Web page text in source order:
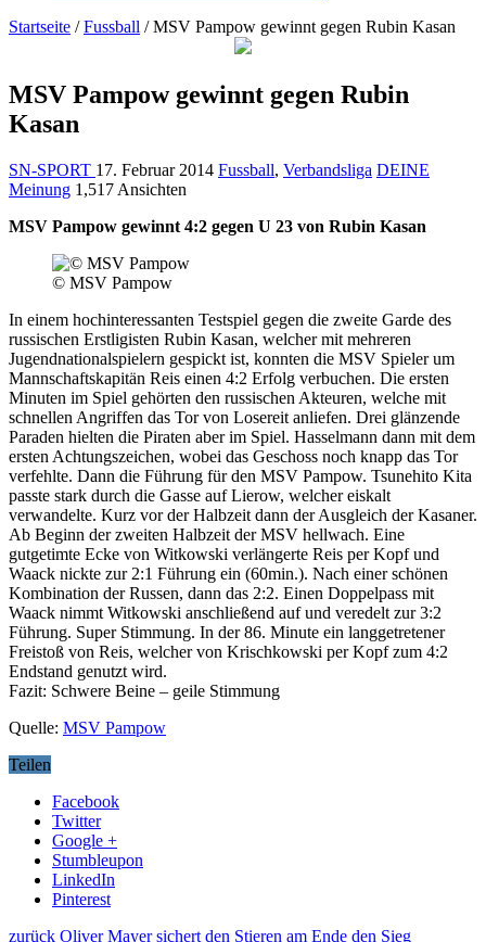
Startseite / Fussball / MSV Pampow gewinnt gegen Rubin Kasan
MSV Pampow gewinnt gegen Rubin
Kasan
SN-SPORT 17. Februar 2014 Fussball, Verbandsliga DEINE
Meinung 1,517 Ansichten
MSV Pampow gewinnt 4:2 gegen U 23 von Rubin Kasan
© MSV Pampow
In einem hochinteressanten Testspiel gegen die zweite Garde des
russischen Erstligisten Rubin Kasan, welcher mit mehreren
Jugendnationalspielern gespickt ist, konnten die MSV Spieler um
Mannschaftskapitän Reis einen 4:2 Erfolg verbuchen. Die ersten
Minuten im Spiel gehörten den russischen Akteuren, welche mit
schnellen Angriffen das Tor von Losereit anliefen. Drei glänzende
Paraden hielten die Piraten aber im Spiel. Hasselmann dann mit dem
ersten Achtungszeichen, wobei das Geschoss noch knapp das Tor
verfehlte. Dann die Führung für den MSV Pampow. Tsunehito Kita
passte stark durch die Gasse auf Lierow, welcher eiskalt
verwandelte. Kurz vor der Halbzeit dann der Ausgleich der Kasaner.
Ab Beginn der zweiten Halbzeit der MSV hellwach. Eine
gutgetimte Ecke von Witkowski verlängerte Reis per Kopf und
Waack nickte zur 2:1 Führung ein (60min.). Nach einer schönen
Kombination der Russen, dann das 2:2. Einen Doppelpass mit
Waack nimmt Witkowski anschließend auf und veredelt zur 3:2
Führung. Super Stimmung. In der 86. Minute ein langgetretener
Freistoß von Reis, welcher von Krischkowski per Kopf zum 4:2
Endstand genutzt wird.
Fazit: Schwere Beine – geile Stimmung
Quelle: MSV Pampow
Teilen
Facebook
Twitter
Google +
Stumbleupon
LinkedIn
Pinterest
zurück Oliver Mayer sichert den Stieren am Ende den Sieg